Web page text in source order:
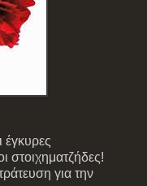
έγκυρες
στοιχηματζήδες!
για την